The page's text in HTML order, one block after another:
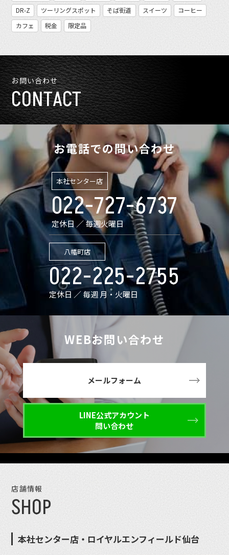
DR-Z
ツーリングスポット そば街道 スイーツ
コーヒー
カフェ
税金 限定品
お問い合わせ
CONTACT
お電話での問い合わせ
本社センター店
022-727-6737
定休日 ／ 毎週火曜日
八幡町店
022-225-2755
定休日 ／ 毎週 月・火曜日
WEBお問い合わせ
メールフォーム
LINE公式アカウント
問い合わせ
店舗情報
SHOP
本社センター店・ロイヤルエンフィールド仙台